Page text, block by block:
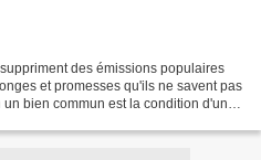
des émissions populaires
et promesses qu'ils ne savent pas